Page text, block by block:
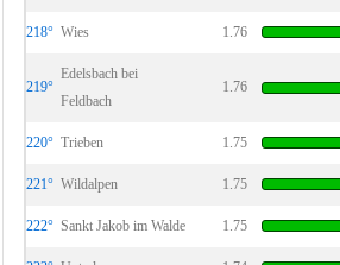
218° Wies 1.76
219°
Edelsbach bei
Feldbach
1.76
220° Trieben 1.75
221° Wildalpen 1.75
222° Sankt Jakob im Walde 1.75